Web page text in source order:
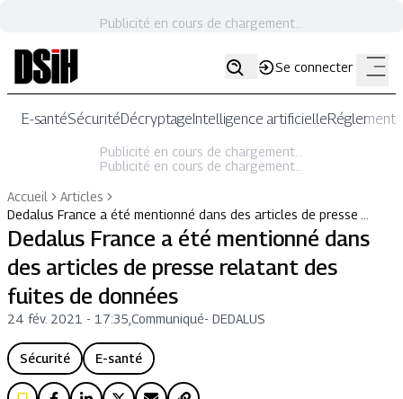
Publicité en cours de chargement...
Se connecter
E-santéSécuritéDécryptageIntelligence artificielle
Publicité en cours de chargement...
Publicité en cours de chargement...
Accueil
Articles
Dedalus France a été mentionné dans des articles de presse …
Dedalus France a été mentionné dans
des articles de presse relatant des
fuites de données
24 fév. 2021 - 17:35 Communiqué- DEDALUS
Sécurité E-santé